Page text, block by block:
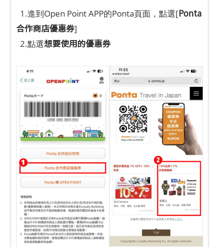
1.進到Open Point APP的Ponta頁面，點選[Ponta
合作商店優惠券]
2.點選想要使用的優惠券